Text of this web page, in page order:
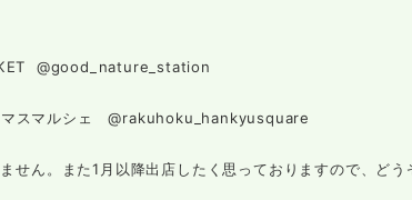
@good_nature_station
スマルシェ @rakuhoku_hankyusquare
ん。また1月以降出店したく思っておりますので、どう